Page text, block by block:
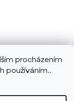
procházením
používáním..